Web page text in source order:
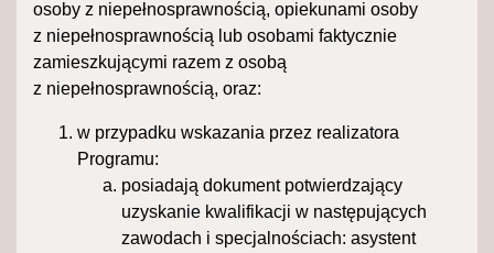
osoby z niepełnosprawnością, opiekunami osoby
z niepełnosprawnością lub osobami faktycznie
zamieszkującymi razem z osobą
z niepełnosprawnością, oraz:
w przypadku wskazania przez realizatora
Programu:
posiadają dokument potwierdzający
uzyskanie kwalifikacji w następujących
zawodach i specjalnościach: asystent